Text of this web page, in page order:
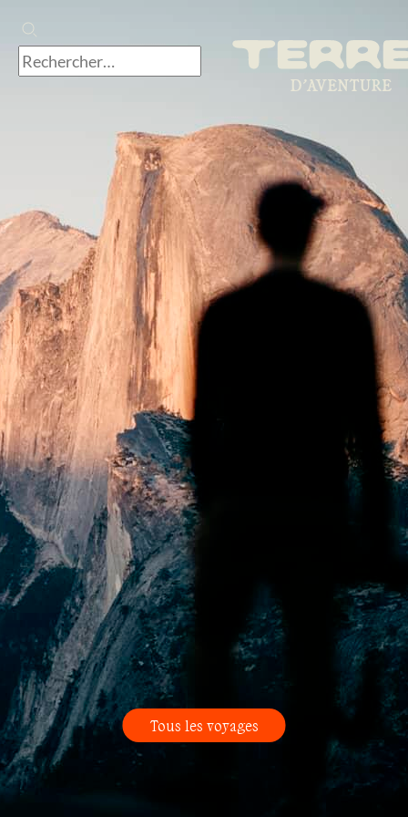
Tous les voyages